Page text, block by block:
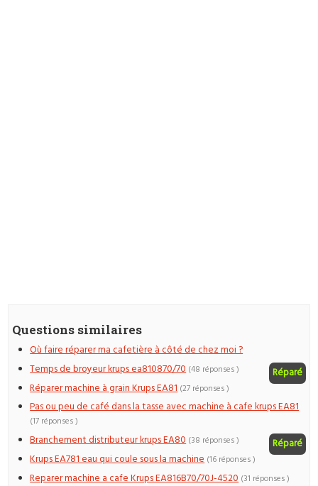
Questions similaires
Où faire réparer ma cafetière à côté de chez moi ?
Temps de broyeur krups ea810870/70
Réparé
(48 réponses )
Réparer machine à grain Krups EA81 (27 réponses )
Pas ou peu de café dans la tasse avec machine à cafe krups EA81
(17 réponses )
Branchement distributeur krups EA80 Réparé
(38 réponses )
Krups EA781 eau qui coule sous la machine (16 réponses )
Reparer machine a cafe Krups EA816B70/70J-4520 (31 réponses )